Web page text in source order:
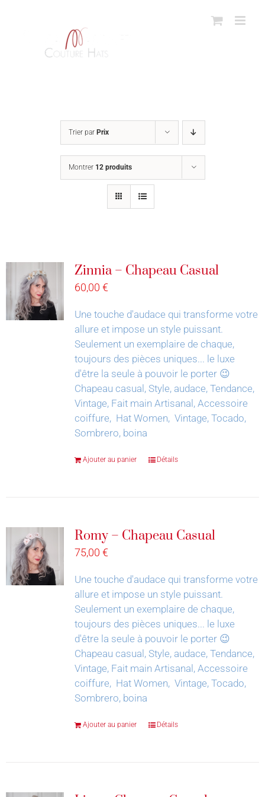
Trier par Prix
Montrer 12 produits
Zinnia – Chapeau Casual
60,00 €
Une touche d'audace qui transforme votre
allure et impose un style puissant.
Seulement un exemplaire de chaque,
toujours des pièces uniques... le luxe
d'être la seule à pouvoir le porter 😉
Chapeau casual, Style, audace, Tendance,
Vintage, Fait main Artisanal, Accessoire
coiffure, Hat Women, Vintage, Tocado,
Sombrero, boina
Ajouter au panier Détails
Romy – Chapeau Casual
75,00 €
Une touche d'audace qui transforme votre
allure et impose un style puissant.
Seulement un exemplaire de chaque,
toujours des pièces uniques... le luxe
d'être la seule à pouvoir le porter 😉
Chapeau casual, Style, audace, Tendance,
Vintage, Fait main Artisanal, Accessoire
coiffure, Hat Women, Vintage, Tocado,
Sombrero, boina
Ajouter au panier Détails